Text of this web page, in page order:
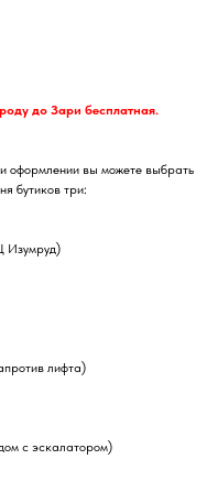
до Зари бесплатная.
оформлении вы можете выбрать
бутиков три:
Изумруд)
лифта)
с эскалатором)